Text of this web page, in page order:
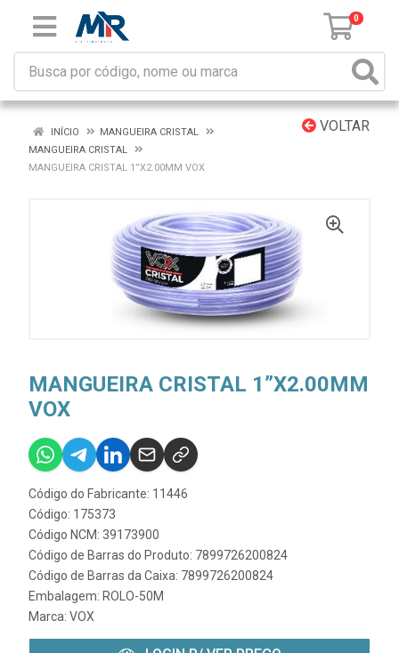
0
VOLTAR
INÍCIO
MANGUEIRA CRISTAL
MANGUEIRA CRISTAL
MANGUEIRA CRISTAL 1”X2.00MM VOX
MANGUEIRA CRISTAL 1”X2.00MM
VOX
Código do Fabricante: 11446
Código: 175373
Código NCM: 39173900
Código de Barras do Produto: 7899726200824
Código de Barras da Caixa: 7899726200824
Embalagem: ROLO-50M
Marca: VOX